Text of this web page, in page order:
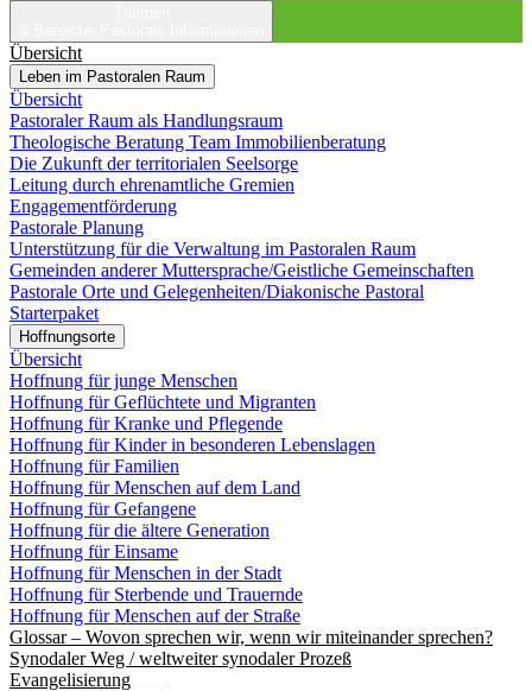
Übersicht
Leben im Pastoralen Raum
Übersicht
Pastoraler Raum als Handlungsraum
Theologische Beratung Team Immobilienberatung
Die Zukunft der territorialen Seelsorge
Leitung durch ehrenamtliche Gremien
Engagementförderung
Pastorale Planung
Unterstützung für die Verwaltung im Pastoralen Raum
Gemeinden anderer Muttersprache/Geistliche Gemeinschaften
Pastorale Orte und Gelegenheiten/Diakonische Pastoral
Starterpaket
Hoffnungsorte
Übersicht
Hoffnung für junge Menschen
Hoffnung für Geflüchtete und Migranten
Hoffnung für Kranke und Pflegende
Hoffnung für Kinder in besonderen Lebenslagen
Hoffnung für Familien
Hoffnung für Menschen auf dem Land
Hoffnung für Gefangene
Hoffnung für die ältere Generation
Hoffnung für Einsame
Hoffnung für Menschen in der Stadt
Hoffnung für Sterbende und Trauernde
Hoffnung für Menschen auf der Straße
Glossar – Wovon sprechen wir, wenn wir miteinander sprechen?
Synodaler Weg / weltweiter synodaler Prozeß
Evangelisierung